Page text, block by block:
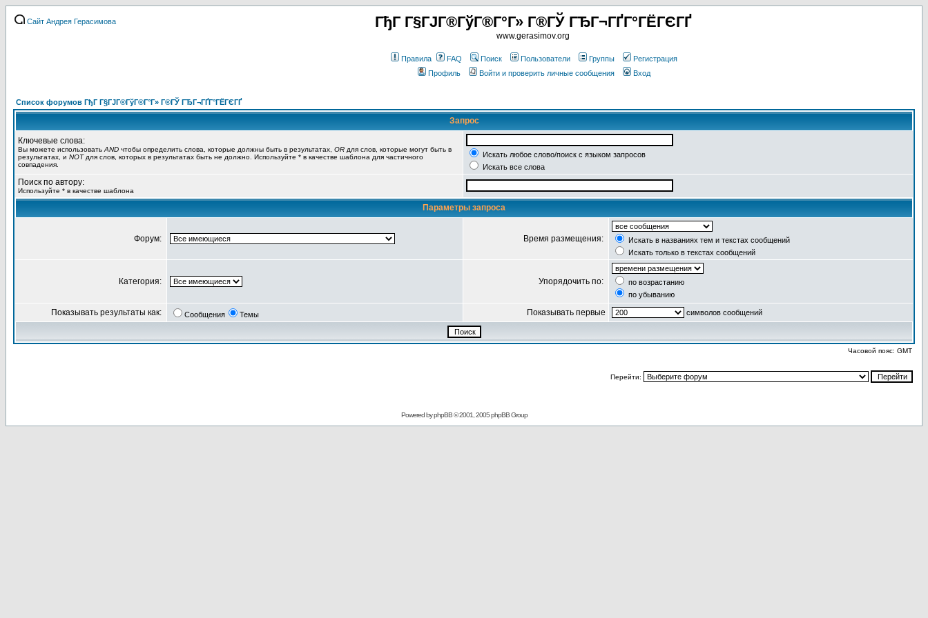
Сайт Андрея Герасимова ГђГ Г§ГЈГ®ГўГ®Г°Г» Г®ГЎ ГЂГ¬ГҐГ°ГЁГЄГҐ
www.gerasimov.org
Правила FAQ Поиск Пользователи Группы
Регистрация
Профиль
Войти и проверить личные сообщения Вход
Список форумов ГђГ Г§ГЈГ®ГўГ®Г°Г» Г®ГЎ ГЂГ¬ГҐГ°ГЁГЄГҐ
Запрос
Ключевые слова:
Вы можете использовать AND чтобы определить слова, которые должны быть в результатах, OR для слов, которые могут быть в
результатах, и NOTдля слов, которых в результатах быть не должно. Используйте * в качестве шаблона для частичного
совпадения.
Искать любое слово/поиск с языком запросов
Искать все слова
Поиск по автору:
Используйте * в качестве шаблона
Параметры запроса
Форум: Время размещения:
Искать в названиях тем и текстах сообщений
Искать только в текстах сообщений
Категория: Упорядочить по:
по возрастанию
по убыванию
Показывать результаты как: Сообщения Темы Показывать первые символов сообщений
Часовой пояс: GMT
Перейти:
Powered byphpBB© 2001, 2005 phpBB Group